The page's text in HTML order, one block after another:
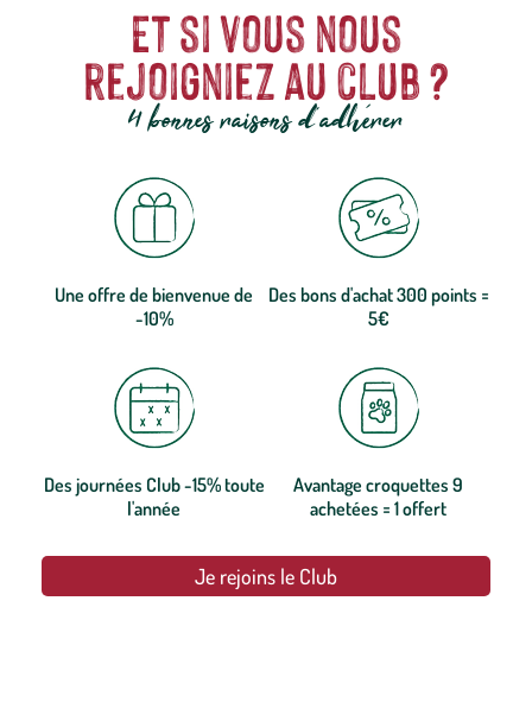
Et si vous nous
rejoigniez au club ?
4 bonnes raisons d'adhérer
Une offre de bienvenue de
-10%
Des bons d'achat 300 points =
5€
Des journées Club -15% toute
l'année
Avantage croquettes 9
achetées = 1 offert
Je rejoins le Club